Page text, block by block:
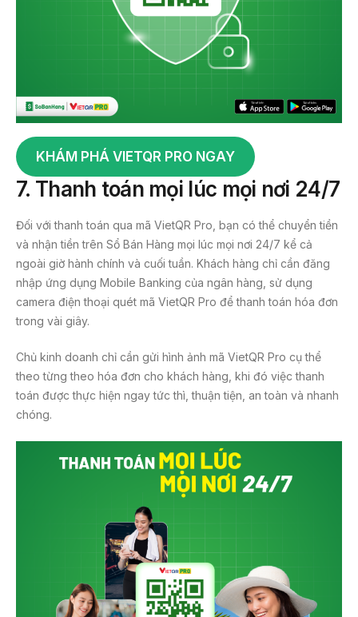
KHÁM PHÁ VIETQR PRO NGAY
7. Thanh toán mọi lúc mọi nơi 24/7
Đối với thanh toán qua mã VietQR Pro, bạn có thể chuyển tiền
và nhận tiền trên Sổ Bán Hàng mọi lúc mọi nơi 24/7 kể cả
ngoài giờ hành chính và cuối tuần. Khách hàng chỉ cần đăng
nhập ứng dụng Mobile Banking của ngân hàng, sử dụng
camera điện thoại quét mã VietQR Pro để thanh toán hóa đơn
trong vài giây.
Chủ kinh doanh chỉ cần gửi hình ảnh mã VietQR Pro cụ thể
theo từng theo hóa đơn cho khách hàng, khi đó việc thanh
toán được thực hiện ngay tức thì, thuận tiện, an toàn và nhanh
chóng.